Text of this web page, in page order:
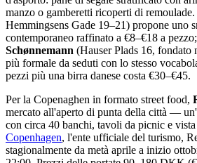
manzo o gamberetti ricoperti di remoulade.
Hemmingsens Gade 19–21) propone uno
contemporaneo raffinato a €8–€18 a
Schønnemann (Hauser Plads 16, fondato
più formale da seduti con lo stesso
pezzi più una birra danese costa €30–€45.
Per la Copenaghen in formato street food,
mercato all'aperto di punta della città —
con circa 40 banchi, tavoli da picnic e
Copenhagen, l'ente ufficiale del turismo,
stagionalmente da metà aprile a inizio